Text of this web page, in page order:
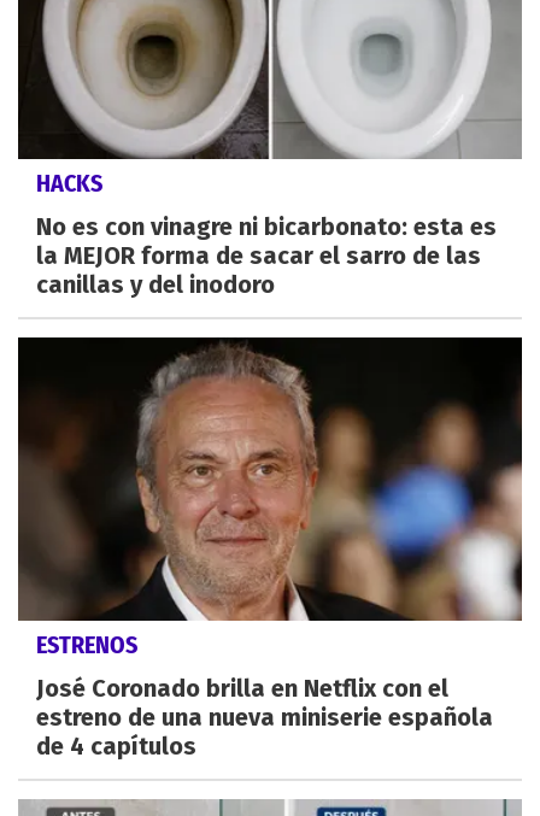
HACKS
No es con vinagre ni bicarbonato: esta es
la MEJOR forma de sacar el sarro de las
canillas y del inodoro
ESTRENOS
José Coronado brilla en Netflix con el
estreno de una nueva miniserie española
de 4 capítulos